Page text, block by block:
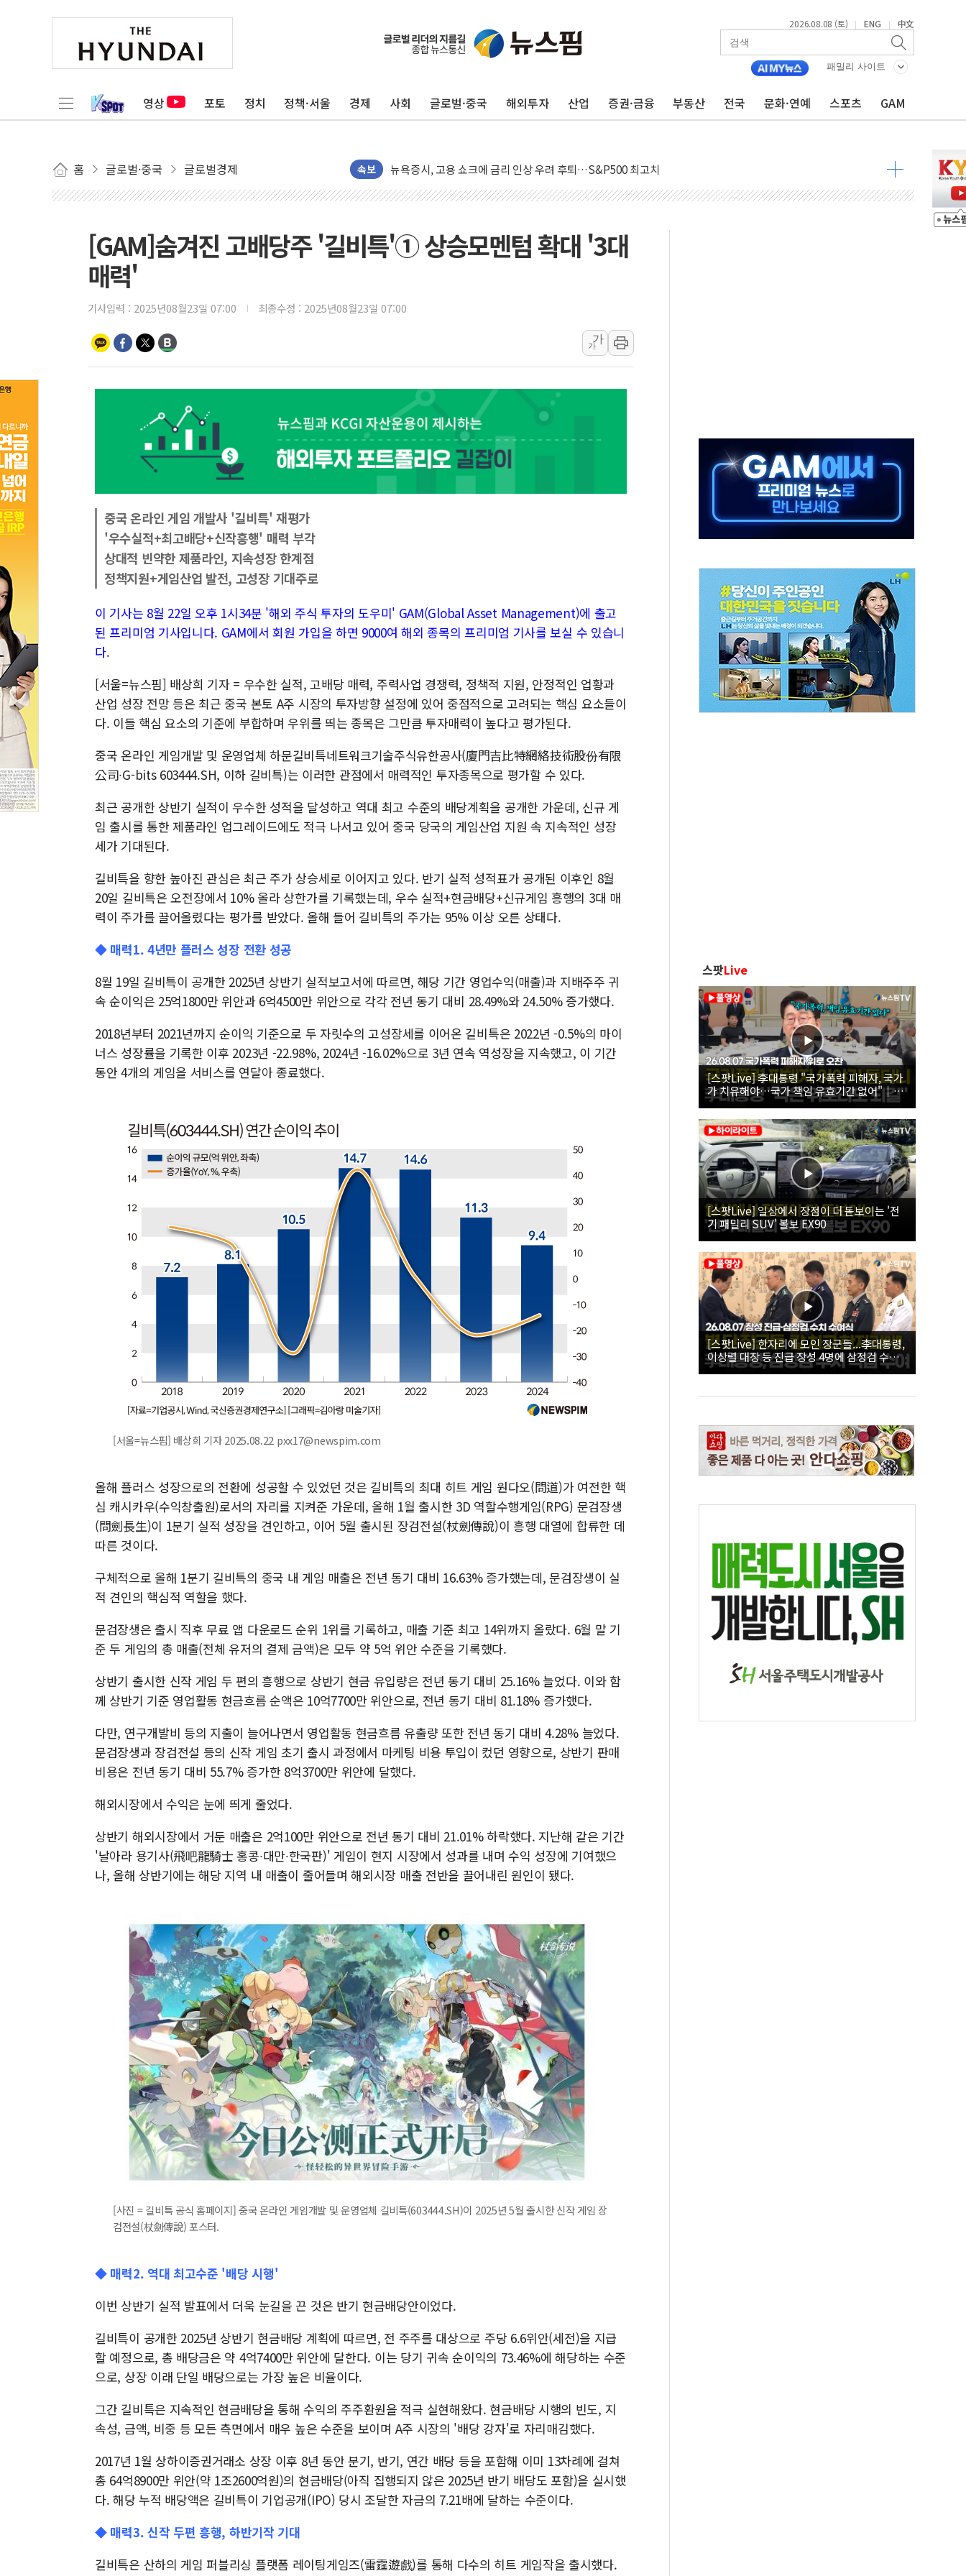
2026.08.08 (토) | ENG | 中文
패밀리 사이트
영상 포토 정치 정책·서울 경제 사회 글로벌·중국 해외투자 산업 증권·금융 부동산 전국 문화·연예 스포츠 GAM
홈 글로벌·중국 글로벌경제 속보
민주, 오늘 제주·인천 경선 결과 발표...'김민석 재역전 vs 정청래 격차 확대'
한상협, 업계 개인정보 보안 새판 짠다…'자율규제단체' 타진
트럼프, 쿡 연준 이사 해임 재추진…"26일까지 의혹 소명" 요구
유럽증시, 美 고용 예상 밖 부진에 연준 금리 인상 가능성 낮아지며 상승… STOXX 600 지수는 나흘 연속 최고치
[종합] 이슬람 수니파 3국, '공동방위협정' 체결… 이스라엘·이란 위협에 맞설 자체 억지력 강화
트럼프, 백신·자폐증 행정명령 검토…"이르면 다음 주"
[AI MY 뉴스] 뉴욕 반도체주 프리뷰...美 고용 쇼크에 반도체주 '활짝'
뉴욕증시 프리뷰, 美 고용 쇼크에 금리 인상 우려 후퇴…나스닥 선물 1%대 상승
[사진] 이슬람 수니파 3개국, 공동방위협정 체결
뉴욕증시 개장 전 특징주...아틀라시안·클라우드플레어·태양광주↑ VS 트레이드데스크·웬디스↓
보훈부, 미 DPAA와 MOU… "6·25 미군 실종자 7359명 끝까지 찾겠다"
트럼프 "금리 내려야"…파월 때와 달리 워시엔 톤 낮춰
특정 정치인 측근 포항시 정책특보 내정설...포항시 '시끌'
李 "해남 태양광, 대한민국 다음 100년 밑거름…수도권 집중 완화 전환점"
[GAM]숨겨진 고배당주 '길비특'① 상승모멘텀 확대 '3대
매력'
기사입력 : 2025년08월23일 07:00 최종수정 : 2025년08월23일 07:00
가
가
중국 온라인 게임 개발사 '길비특' 재평가
'우수실적+최고배당+신작흥행' 매력 부각
상대적 빈약한 제품라인, 지속성장 한계점
정책지원+게임산업 발전, 고성장 기대주로
이 기사는 8월 22일 오후 1시34분 '해외 주식 투자의 도우미' GAM(Global Asset Management)에 출고
된 프리미엄 기사입니다. GAM에서 회원 가입을 하면 9000여 해외 종목의 프리미엄 기사를 보실 수 있습니
다.
[서울=뉴스핌] 배상희 기자 = 우수한 실적, 고배당 매력, 주력사업 경쟁력, 정책적 지원, 안정적인 업황과
산업 성장 전망 등은 최근 중국 본토 A주 시장의 투자방향 설정에 있어 중점적으로 고려되는 핵심 요소들이
다. 이들 핵심 요소의 기준에 부합하며 우위를 띄는 종목은 그만큼 투자매력이 높다고 평가된다.
중국 온라인 게임개발 및 운영업체 하문길비특네트워크기술주식유한공사(廈門吉比特網絡技術股份有限
公司∙G-bits 603444.SH, 이하 길비특)는 이러한 관점에서 매력적인 투자종목으로 평가할 수 있다.
최근 공개한 상반기 실적이 우수한 성적을 달성하고 역대 최고 수준의 배당계획을 공개한 가운데, 신규 게
임 출시를 통한 제품라인 업그레이드에도 적극 나서고 있어 중국 당국의 게임산업 지원 속 지속적인 성장
세가 기대된다.
길비특을 향한 높아진 관심은 최근 주가 상승세로 이어지고 있다. 반기 실적 성적표가 공개된 이후인 8월
20일 길비특은 오전장에서 10% 올라 상한가를 기록했는데, 우수 실적+현금배당+신규게임 흥행의 3대 매
력이 주가를 끌어올렸다는 평가를 받았다. 올해 들어 길비특의 주가는 95% 이상 오른 상태다.
◆ 매력1. 4년만 플러스 성장 전환 성공
8월 19일 길비특이 공개한 2025년 상반기 실적보고서에 따르면, 해당 기간 영업수익(매출)과 지배주주 귀
속 순이익은 25억1800만 위안과 6억4500만 위안으로 각각 전년 동기 대비 28.49%와 24.50% 증가했다.
2018년부터 2021년까지 순이익 기준으로 두 자릿수의 고성장세를 이어온 길비특은 2022년 -0.5%의 마이
너스 성장률을 기록한 이후 2023년 -22.98%, 2024년 -16.02%으로 3년 연속 역성장을 지속했고, 이 기간
동안 4개의 게임을 서비스를 연달아 종료했다.
[서울=뉴스핌] 배상희 기자 2025.08.22 pxx17@newspim.com
올해 플러스 성장으로의 전환에 성공할 수 있었던 것은 길비특의 최대 히트 게임 원다오(問道)가 여전한 핵
심 캐시카우(수익창출원)로서의 자리를 지켜준 가운데, 올해 1월 출시한 3D 역할수행게임(RPG) 문검장생
(問劍長生)이 1분기 실적 성장을 견인하고, 이어 5월 출시된 장검전설(杖劍傳說)이 흥행 대열에 합류한 데
따른 것이다.
구체적으로 올해 1분기 길비특의 중국 내 게임 매출은 전년 동기 대비 16.63% 증가했는데, 문검장생이 실
적 견인의 핵심적 역할을 했다.
문검장생은 출시 직후 무료 앱 다운로드 순위 1위를 기록하고, 매출 기준 최고 14위까지 올랐다. 6월 말 기
준 두 게임의 총 매출(전체 유저의 결제 금액)은 모두 약 5억 위안 수준을 기록했다.
상반기 출시한 신작 게임 두 편의 흥행으로 상반기 현금 유입량은 전년 동기 대비 25.16% 늘었다. 이와 함
께 상반기 기준 영업활동 현금흐름 순액은 10억7700만 위안으로, 전년 동기 대비 81.18% 증가했다.
다만, 연구개발비 등의 지출이 늘어나면서 영업활동 현금흐름 유출량 또한 전년 동기 대비 4.28% 늘었다.
문검장생과 장검전설 등의 신작 게임 초기 출시 과정에서 마케팅 비용 투입이 컸던 영향으로, 상반기 판매
비용은 전년 동기 대비 55.7% 증가한 8억3700만 위안에 달했다.
해외시장에서 수익은 눈에 띄게 줄었다.
상반기 해외시장에서 거둔 매출은 2억100만 위안으로 전년 동기 대비 21.01% 하락했다. 지난해 같은 기간
'날아라 용기사(飛吧龍騎士 홍콩∙대만∙한국판)' 게임이 현지 시장에서 성과를 내며 수익 성장에 기여했으
나, 올해 상반기에는 해당 지역 내 매출이 줄어들며 해외시장 매출 전반을 끌어내린 원인이 됐다.
[사진 = 길비특 공식 홈페이지] 중국 온라인 게임개발 및 운영업체 길비특(603444.SH)이 2025년 5월 출시한 신작 게임 장
검전설(杖劍傳說) 포스터.
◆ 매력2. 역대 최고수준 '배당 시행'
이번 상반기 실적 발표에서 더욱 눈길을 끈 것은 반기 현금배당안이었다.
길비특이 공개한 2025년 상반기 현금배당 계획에 따르면, 전 주주를 대상으로 주당 6.6위안(세전)을 지급
할 예정으로, 총 배당금은 약 4억7400만 위안에 달한다. 이는 당기 귀속 순이익의 73.46%에 해당하는 수준
으로, 상장 이래 단일 배당으로는 가장 높은 비율이다.
그간 길비특은 지속적인 현금배당을 통해 수익의 주주환원을 적극 실현해왔다. 현금배당 시행의 빈도, 지
속성, 금액, 비중 등 모든 측면에서 매우 높은 수준을 보이며 A주 시장의 '배당 강자'로 자리매김했다.
2017년 1월 상하이증권거래소 상장 이후 8년 동안 분기, 반기, 연간 배당 등을 포함해 이미 13차례에 걸쳐
총 64억8900만 위안(약 1조2600억원)의 현금배당(아직 집행되지 않은 2025년 반기 배당도 포함)을 실시했
다. 해당 누적 배당액은 길비특이 기업공개(IPO) 당시 조달한 자금의 7.21배에 달하는 수준이다.
◆ 매력3. 신작 두편 흥행, 하반기작 기대
길비특은 산하의 게임 퍼블리싱 플랫폼 레이팅게임즈(雷霆遊戲)를 통해 다수의 히트 게임작을 출시했다.
스팟Live
[스팟Live] 李대통령 "국가폭력 피해자, 국가
가 치유해야…국가 책임 유효기간 없어"｜
26.08.07 국가폭력 피해자 위로 오찬
[스팟Live] 일상에서 장점이 더 돋보이는 '전
기 패밀리 SUV' 볼보 EX90
[스팟Live] 한자리에 모인 장군들...李대통령,
이상렬 대장 등 진급 장성 4명에 삼정검 수치
직접 수여｜26.08.07 장성 진급·삼정검 수치